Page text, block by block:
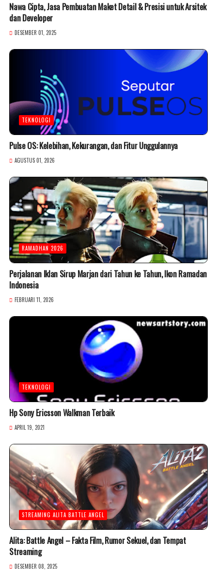
Nawa Cipta, Jasa Pembuatan Maket Detail & Presisi untuk Arsitek
dan Developer
DESEMBER 01, 2025
TEKNOLOGI
Pulse OS: Kelebihan, Kekurangan, dan Fitur Unggulannya
AGUSTUS 01, 2026
RAMADHAN 2026
Perjalanan Iklan Sirup Marjan dari Tahun ke Tahun, Ikon Ramadan
Indonesia
FEBRUARI 11, 2026
TEKNOLOGI
Hp Sony Ericsson Walkman Terbaik
APRIL 19, 2021
STREAMING ALITA BATTLE ANGEL
Alita: Battle Angel – Fakta Film, Rumor Sekuel, dan Tempat
Streaming
DESEMBER 08, 2025